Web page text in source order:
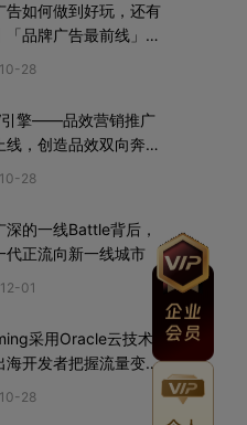
告如何做到好玩，还有
「品牌广告最前线」02
28
引擎——品效营销推广
线，创造品效双向奔赴
28
深的一线Battle背后，
代正流向新一线城市
01
采用Oracle云技术
海开发者把握流量变现
28